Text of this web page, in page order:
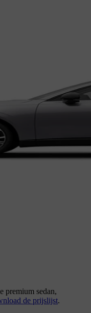
premium sedan,
de prijslijst.